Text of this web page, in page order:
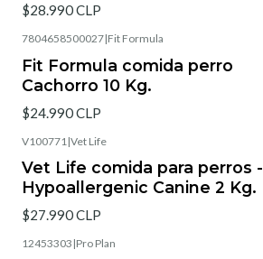
$28.990 CLP
7804658500027|Fit Formula
Fit Formula comida perro
Cachorro 10 Kg.
$24.990 CLP
V100771 |Vet Life
Vet Life comida para perros -
Hypoallergenic Canine 2 Kg.
$27.990 CLP
12453303 |Pro Plan